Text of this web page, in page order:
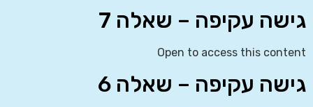
גישה עקיפה – שאלה 7
Open to access this content
גישה עקיפה – שאלה 6